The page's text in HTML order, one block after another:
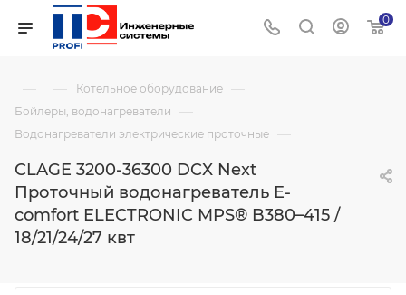
0
— — Котельное оборудование —
Бойлеры, водонагреватели —
Водонагреватели электрические проточные —
CLAGE 3200-36300 DCX Next
Проточный водонагреватель E-
comfort ELECTRONIC MPS® B380–415 /
18/21/24/27 квт